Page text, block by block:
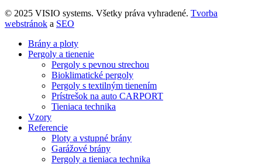
© 2025 VISIO systems. Všetky práva vyhradené. Tvorba
webstránok a SEO
Brány a ploty
Pergoly a tienenie
Pergoly s pevnou strechou
Bioklimatické pergoly
Pergoly s textilným tienením
Prístrešok na auto CARPORT
Tieniaca technika
Vzory
Referencie
Ploty a vstupné brány
Garážové brány
Pergoly a tieniaca technika